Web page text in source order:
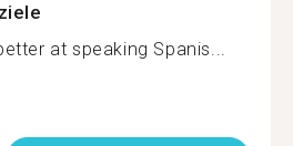
at speaking Spanis...